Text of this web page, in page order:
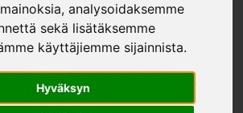
analysoidaksemme
sekä lisätäksemme
käyttäjiemme sijainnista.
Hyväksyn